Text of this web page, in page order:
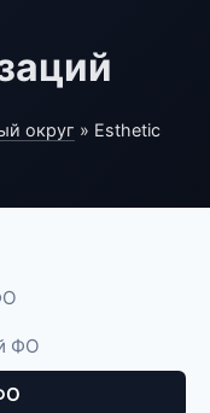
округ » Esthetic
ФО